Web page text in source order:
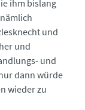
ihm bislang
und
und
und
dann würde
wieder zu